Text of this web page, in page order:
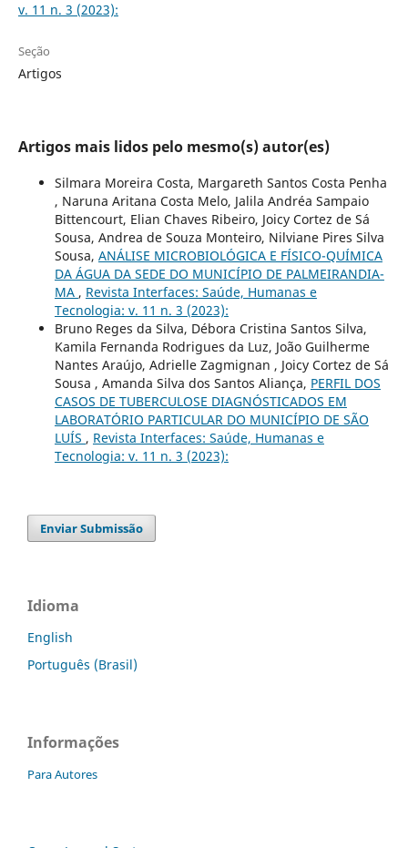
v. 11 n. 3 (2023):
Seção
Artigos
Artigos mais lidos pelo mesmo(s) autor(es)
Silmara Moreira Costa, Margareth Santos Costa Penha
, Naruna Aritana Costa Melo, Jalila Andréa Sampaio
Bittencourt, Elian Chaves Ribeiro, Joicy Cortez de Sá
Sousa, Andrea de Souza Monteiro, Nilviane Pires Silva
Sousa, ANÁLISE MICROBIOLÓGICA E FÍSICO-QUÍMICA
DA ÁGUA DA SEDE DO MUNICÍPIO DE PALMEIRANDIA-
MA , Revista Interfaces: Saúde, Humanas e
Tecnologia: v. 11 n. 3 (2023):
Bruno Reges da Silva, Débora Cristina Santos Silva,
Kamila Fernanda Rodrigues da Luz, João Guilherme
Nantes Araújo, Adrielle Zagmignan , Joicy Cortez de Sá
Sousa , Amanda Silva dos Santos Aliança, PERFIL DOS
CASOS DE TUBERCULOSE DIAGNÓSTICADOS EM
LABORATÓRIO PARTICULAR DO MUNICÍPIO DE SÃO
LUÍS , Revista Interfaces: Saúde, Humanas e
Tecnologia: v. 11 n. 3 (2023):
Enviar Submissão
Idioma
English
Português (Brasil)
Informações
Para Autores